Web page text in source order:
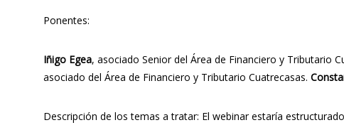
Ponentes:
Iñigo Egea, asociado Senior del Área de Financiero y Tributario
asociado del Área de Financiero y Tributario Cuatrecasas.
Descripción de los temas a tratar: El webinar estaría